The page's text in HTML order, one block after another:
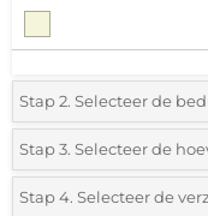
Stap 2. Selecteer de
*Selecteer de bedrukking
1 Kleur (Aan een kant)
Stap 3. Selecteer de
*Selecteer uit de lijst of
Stap 4. Selecteer de